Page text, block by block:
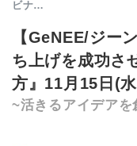
ビナ…
【GeNEE/ジー
ち上げを成功さ
方』11月15日(
~活きるアイデア